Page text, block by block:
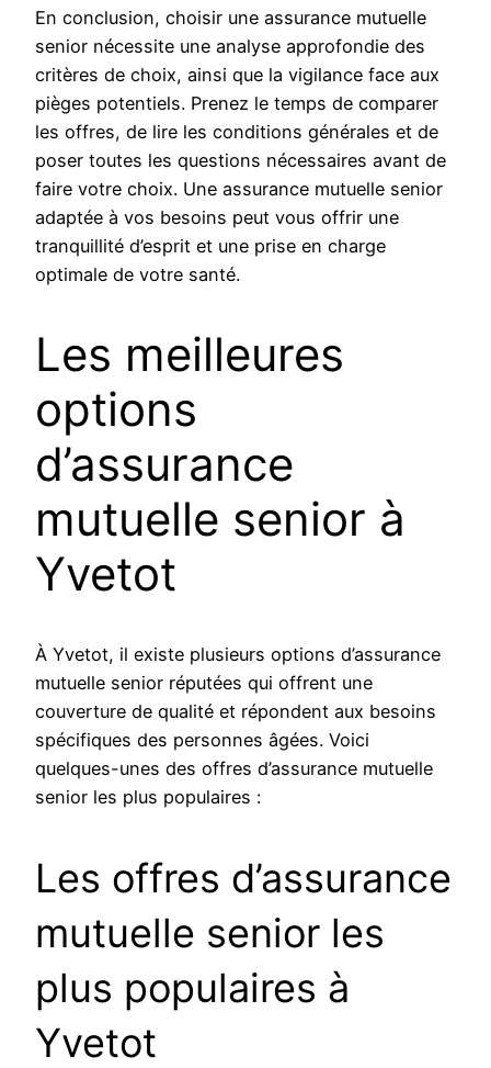
En conclusion, choisir une assurance mutuelle
senior nécessite une analyse approfondie des
critères de choix, ainsi que la vigilance face aux
pièges potentiels. Prenez le temps de comparer
les offres, de lire les conditions générales et de
poser toutes les questions nécessaires avant de
faire votre choix. Une assurance mutuelle senior
adaptée à vos besoins peut vous offrir une
tranquillité d’esprit et une prise en charge
optimale de votre santé.
Les meilleures
options
d’assurance
mutuelle senior à
Yvetot
À Yvetot, il existe plusieurs options d’assurance
mutuelle senior réputées qui offrent une
couverture de qualité et répondent aux besoins
spécifiques des personnes âgées. Voici
quelques-unes des offres d’assurance mutuelle
senior les plus populaires :
Les offres d’assurance
mutuelle senior les
plus populaires à
Yvetot